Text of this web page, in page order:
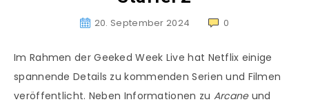
20. September 2024 0
Im Rahmen der Geeked Week Live hat Netflix einige
spannende Details zu kommenden Serien und Filmen
veröffentlicht. Neben Informationen zu Arcaneund